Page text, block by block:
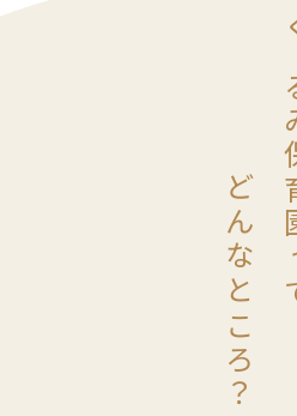
く
どんなところ？